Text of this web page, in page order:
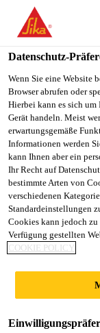
You are accessing
from "Vereinigte
country.
TO
SIKA
USA
Sika
EL
Datenschutz-
Wenn Sie eine Website
Browser abrufen oder
Hierbei kann es sich
Gerät handeln. Meist
erwartungsgemäße
Informationen werden
kann Ihnen aber ein
Ihr Recht auf
bestimmte Arten von
verschiedenen
Standardeinstellungen
Cookies kann jedoch
Verfügung gestellten
COOKIE POLICY